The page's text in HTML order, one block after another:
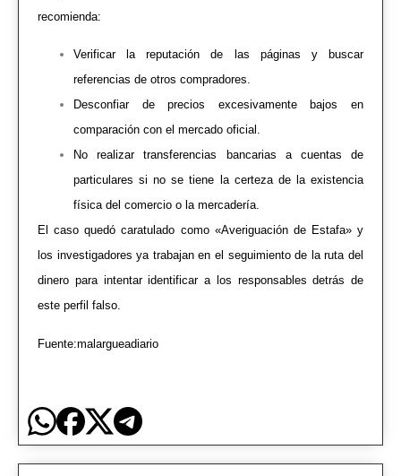
recomienda:
Verificar la reputación de las páginas y buscar
referencias de otros compradores.
Desconfiar de precios excesivamente bajos en
comparación con el mercado oficial.
No realizar transferencias bancarias a cuentas de
particulares si no se tiene la certeza de la existencia
física del comercio o la mercadería.
El caso quedó caratulado como «Averiguación de Estafa» y
los investigadores ya trabajan en el seguimiento de la ruta del
dinero para intentar identificar a los responsables detrás de
este perfil falso.
Fuente:malargueadiario